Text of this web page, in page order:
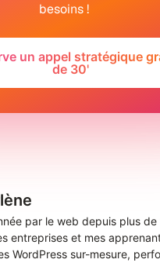
besoins !
un appel stratégique
de 30'
par le web depuis plus de
entreprises et mes
WordPress sur-mesure,